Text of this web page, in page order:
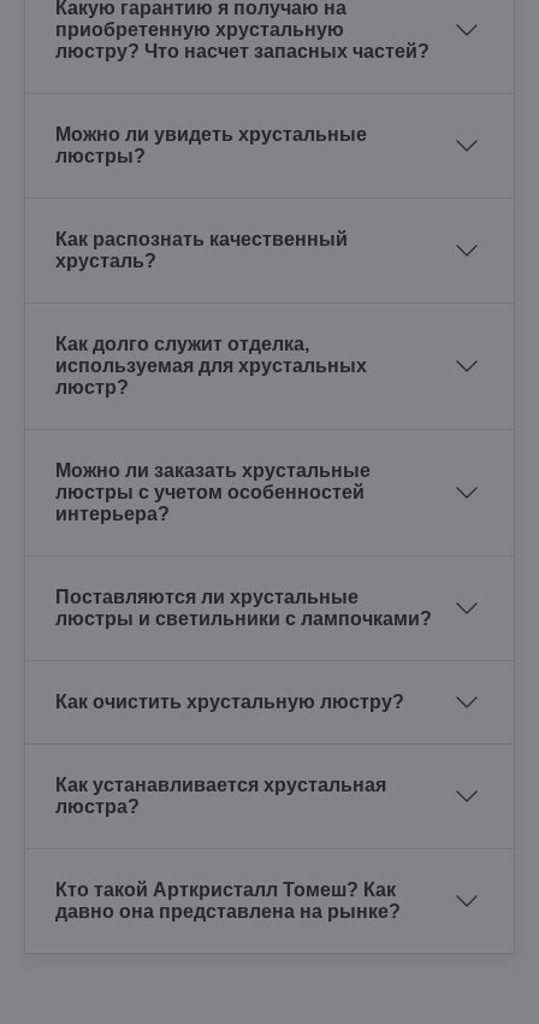
Какую гарантию я получаю на
приобретенную хрустальную
люстру? Что насчет запасных частей?
Можно ли увидеть хрустальные
люстры?
Как распознать качественный
хрусталь?
Как долго служит отделка,
используемая для хрустальных
люстр?
Можно ли заказать хрустальные
люстры с учетом особенностей
интерьера?
Поставляются ли хрустальные
люстры и светильники с лампочками?
Как очистить хрустальную люстру?
Как устанавливается хрустальная
люстра?
Кто такой Арткристалл Томеш? Как
давно она представлена на рынке?